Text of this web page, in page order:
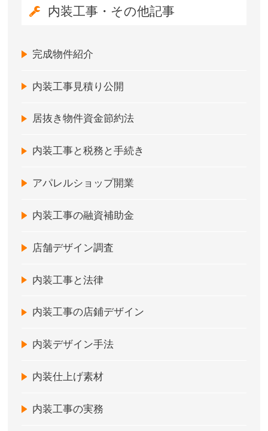
内装工事・その他記事
完成物件紹介
内装工事見積り公開
居抜き物件資金節約法
内装工事と税務と手続き
アパレルショップ開業
内装工事の融資補助金
店舗デザイン調査
内装工事と法律
内装工事の店鋪デザイン
内装デザイン手法
内装仕上げ素材
内装工事の実務